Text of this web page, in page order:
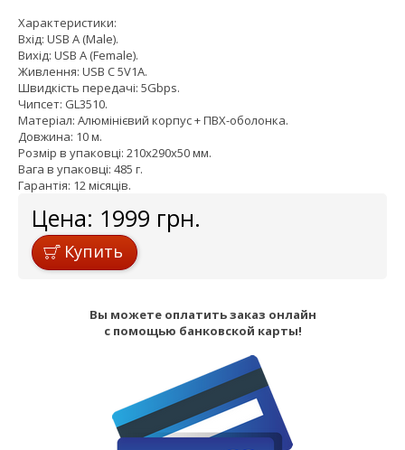
Характеристики:
Вхід: USB A (Male).
Вихід: USB A (Female).
Живлення: USB C 5V1A.
Швидкість передачі: 5Gbps.
Чипсет: GL3510.
Матеріал: Алюмінієвий корпус + ПВХ-оболонка.
Довжина: 10 м.
Розмір в упаковці: 210x290x50 мм.
Вага в упаковці: 485 г.
Гарантія: 12 місяців.
Цена: 1999 грн.
Купить
Вы можете оплатить заказ онлайн
с помощью банковской карты!